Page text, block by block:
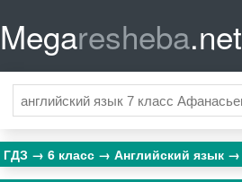
Megaresheba.net
ГДЗ 6 класс Английский язык